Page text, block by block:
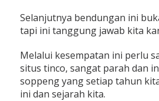
Selanjutnya bendungan ini
tapi ini tanggung jawab kita
Melalui kesempatan ini perlu
situs tinco, sangat parah dan
soppeng yang setiap tahun
ini dan sejarah kita.